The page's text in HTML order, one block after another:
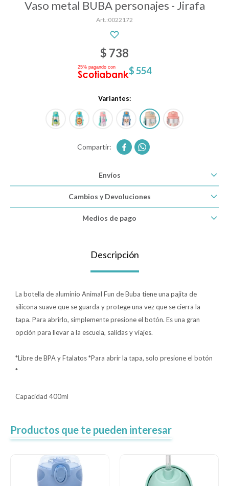
Vaso metal BUBA personajes - Jirafa
0022172
$ 738
$554
Variantes:
 
Envíos
Cambios y Devoluciones
Medios de pago
Descripción
La botella de aluminio Animal Fun de Buba tiene una pajita de
silicona suave que se guarda y protege una vez que se cierra la
tapa. Para abrirlo, simplemente presione el botón. Es una gran
opción para llevar a la escuela, salidas y viajes.
*Libre de BPA y Ftalatos *Para abrir la tapa, solo presione el botón
*
Capacidad 400ml
Productos que te pueden interesar
Alimentación
Paseo y seguridad
Estimulación primera infancia
Bolsos y mochilas maternales
Gift cards